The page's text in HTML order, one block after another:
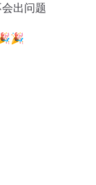
出问题